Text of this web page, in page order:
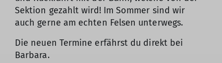
Sektion gezahlt wird! Im Sommer sind wir
auch gerne am echten Felsen unterwegs.
Die neuen Termine erfährst du direkt bei
Barbara.